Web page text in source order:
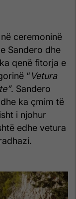
ceremoninë
Sandero dhe
qenë fitorja e
“Vetura
. Sandero
ka çmim të
i njohur
edhe vetura